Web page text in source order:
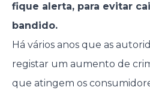
fique alerta, para evitar
bandido.
Há vários anos que as
registar um aumento de
que atingem os